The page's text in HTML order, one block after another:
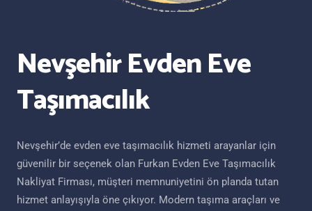
Nevşehir Evden Eve
Taşımacılık
Nevşehir’de evden eve taşımacılık hizmeti arayanlar için
güvenilir bir seçenek olan Furkan Evden Eve Taşımacılık
Nakliyat Firması, müşteri memnuniyetini ön planda tutan
hizmet anlayışıyla öne çıkıyor. Modern taşıma araçları ve